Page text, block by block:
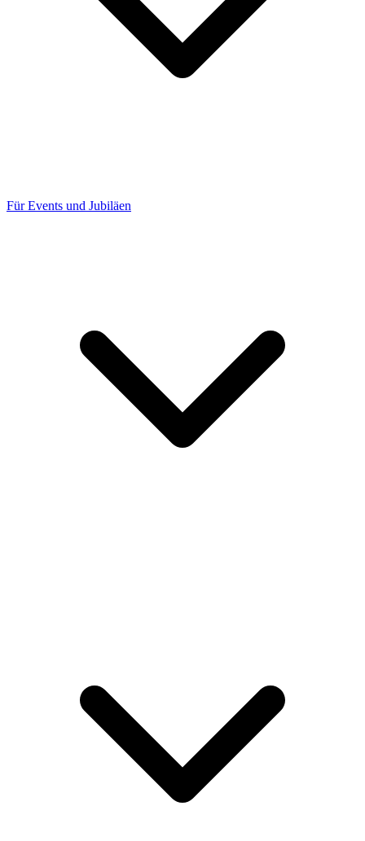
Für Events und Jubiläen